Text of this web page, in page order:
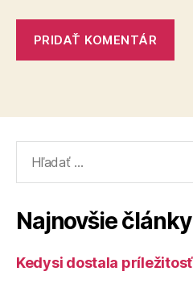
Najnovšie články
Kedysi dostala príležitosť